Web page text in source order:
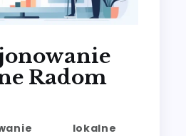
Radom
lokalne